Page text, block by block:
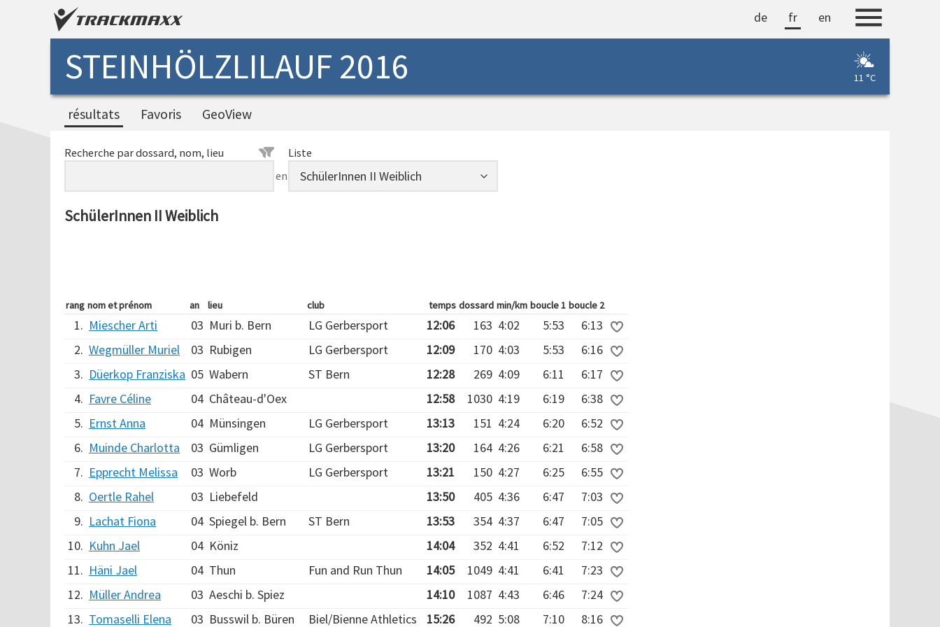
de fr en
STEINHÖLZLILAUF 2016 11 °C
résultats Favoris GeoView
Recherche par dossard, nom, lieu
en
Liste
SchülerInnen II Weiblich
rang nom et prénom an lieu club temps dossard min/km boucle 1 boucle 2
1. Miescher Arti 03 Muri b. Bern LG Gerbersport 12:06 163 4:02 5:53
6:13
2. Wegmüller Muriel 03 Rubigen LG Gerbersport 12:09 170 4:03 5:53
6:16
3. Düerkop Franziska 05 Wabern ST Bern 12:28 269 4:09 6:11
6:17
4. Favre Céline 04 Château-d'Oex 12:58 1030 4:19 6:19
6:38
5. Ernst Anna 04 Münsingen LG Gerbersport 13:13 151 4:24 6:20
6:52
6. Muinde Charlotta 03 Gümligen LG Gerbersport 13:20 164 4:26 6:21
6:58
7. Epprecht Melissa 03 Worb LG Gerbersport 13:21 150 4:27 6:25
6:55
8. Oertle Rahel 03 Liebefeld 13:50 405 4:36 6:47
7:03
9. Lachat Fiona 04 Spiegel b. Bern ST Bern 13:53 354 4:37 6:47
7:05
10. Kuhn Jael 04 Köniz 14:04 352 4:41 6:52
7:12
11. Häni Jael 04 Thun Fun and Run Thun 14:05 1049 4:41 6:41
7:23
12. Müller Andrea 03 Aeschi b. Spiez 14:10 1087 4:43 6:46
7:24
13. Tomaselli Elena 03 Busswil b. Büren Biel/Bienne Athletics 15:26 492 5:08 7:10 8:16